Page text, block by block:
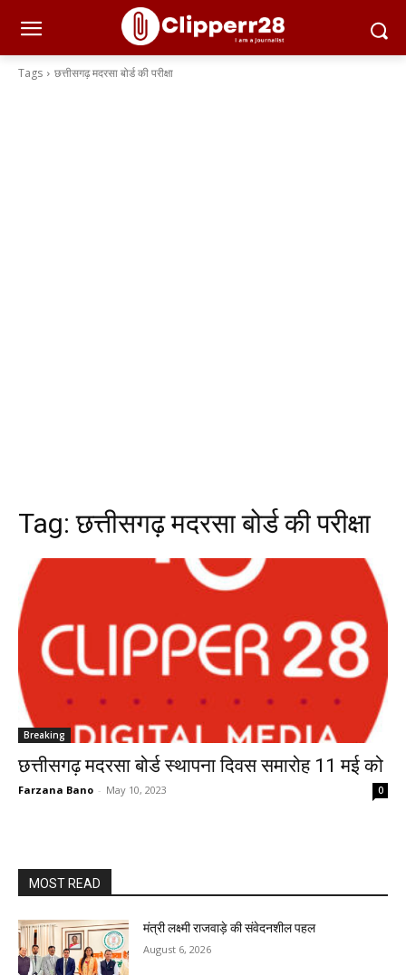
Tags छत्तीसगढ़ मदरसा बोर्ड की परीक्षा
Tag:छत्तीसगढ़ मदरसा बोर्ड की परीक्षा
Breaking
छत्तीसगढ़ मदरसा बोर्ड स्थापना दिवस समारोह 11 मई को
Farzana Bano - May 10, 2023 0
MOST READ
मंत्री लक्ष्मी राजवाड़े की संवेदनशील पहल
August 6, 2026